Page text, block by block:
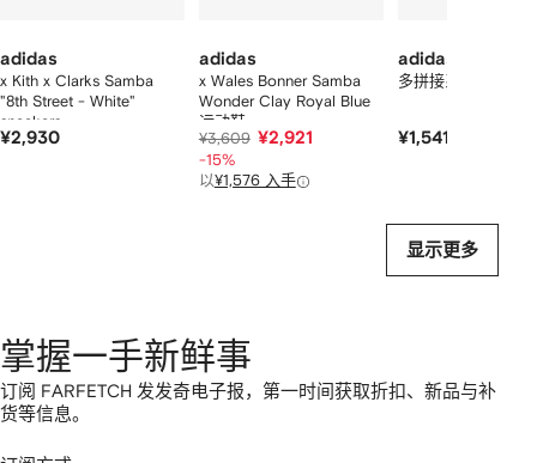
adidas
x Kith x Clarks Samba
"8th Street - White"
sneakers
¥2,930
adidas
x Wales Bonner Samba
Wonder Clay Royal Blue
运动鞋
¥3,609 ¥2,921
-15%
以¥1,576 入手
adidas
多拼接系带运动鞋
¥1,541
显示更多
掌握一手新鲜事
订阅 FARFETCH 发发奇电子报，第一时间获取折扣、新品与补
货等信息。